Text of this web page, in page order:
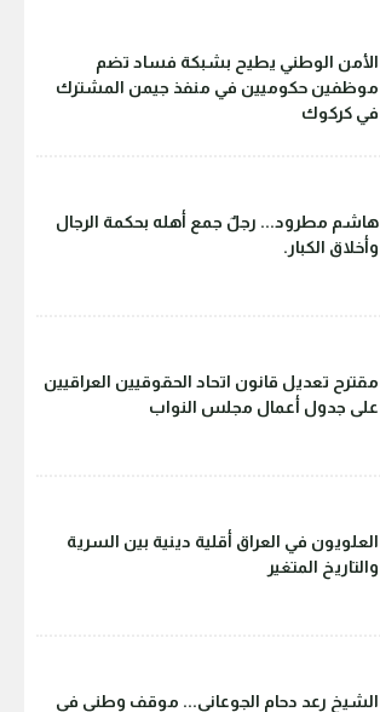
الأمن الوطني يطيح بشبكة فساد تضم
موظفين حكوميين في منفذ جيمن المشترك
في كركوك
هاشم مطرود... رجلٌ جمع أهله بحكمة الرجال
وأخلاق الكبار.
مقترح تعديل قانون اتحاد الحقوقيين العراقيين
على جدول أعمال مجلس النواب
العلويون في العراق أقلية دينية بين السرية
والتاريخ المتغير
الشيخ رعد دحام الجوعاني... موقف وطني في